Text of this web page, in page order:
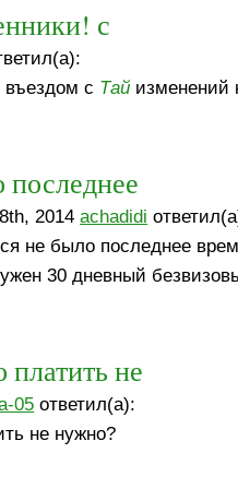
с
въездом с Тай изменений
2014achadidi
не было последнее
30 дневный
платить не
05 ответил(а):
не нужно?